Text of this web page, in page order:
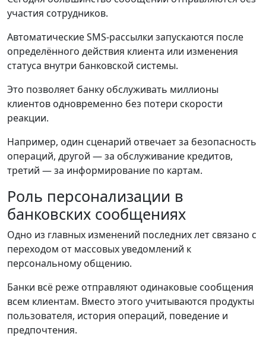
участия сотрудников.
Автоматические SMS-рассылки запускаются после
определённого действия клиента или изменения
статуса внутри банковской системы.
Это позволяет банку обслуживать миллионы
клиентов одновременно без потери скорости
реакции.
Например, один сценарий отвечает за безопасность
операций, другой — за обслуживание кредитов,
третий — за информирование по картам.
Роль персонализации в
банковских сообщениях
Одно из главных изменений последних лет связано с
переходом от массовых уведомлений к
персональному общению.
Банки всё реже отправляют одинаковые сообщения
всем клиентам. Вместо этого учитываются продукты
пользователя, история операций, поведение и
предпочтения.